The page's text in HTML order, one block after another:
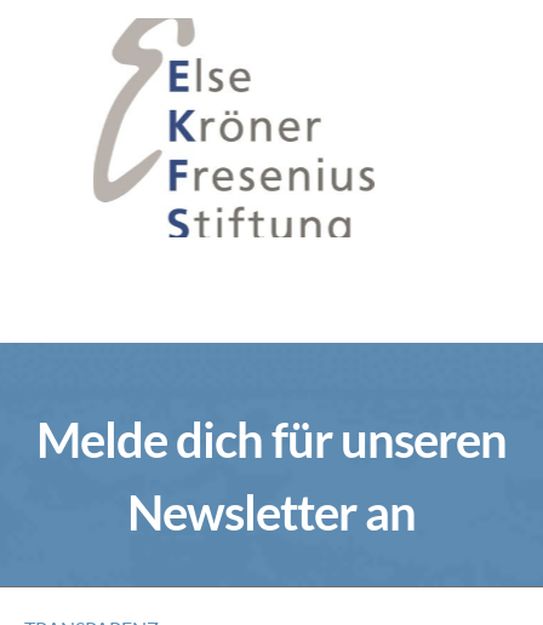
Melde dich für unseren
Newsletter an